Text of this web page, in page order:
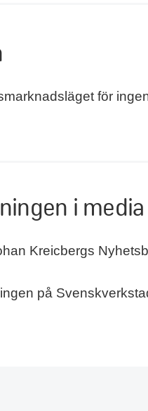
för
i media
Kreicbergs
på